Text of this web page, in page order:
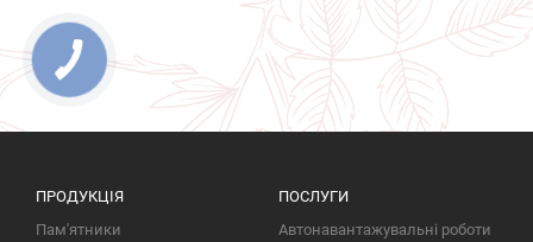
ПРОДУКЦІЯ
Пам'ятники
ПОСЛУГИ
Автонавантажувальні роботи